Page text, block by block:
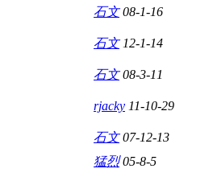
石文 08-1-16
石文 12-1-14
石文 08-3-11
rjacky 11-10-29
石文 07-12-13
猛烈 05-8-5